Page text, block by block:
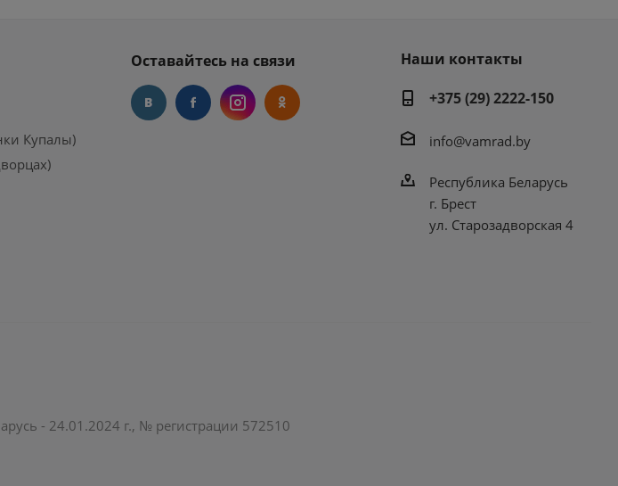
Купалы)
Оставайтесь на связи
Наши контакты
+375 (29) 2222-150
info@vamrad.by
Республика Беларусь
г. Брест
ул. Старозадворская 4
- 24.01.2024 г., № регистрации 572510